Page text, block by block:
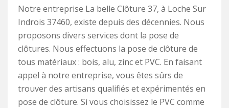
Notre entreprise La belle Clôture 37, à Loche Sur
Indrois 37460, existe depuis des décennies. Nous
proposons divers services dont la pose de
clôtures. Nous effectuons la pose de clôture de
tous matériaux : bois, alu, zinc et PVC. En faisant
appel à notre entreprise, vous êtes sûrs de
trouver des artisans qualifiés et expérimentés en
pose de clôture. Si vous choisissez le PVC comme